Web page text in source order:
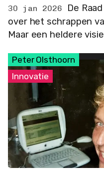
30 jan 2026
De
over het schrappen
Maar een heldere
Peter Olsthoorn
Innovatie